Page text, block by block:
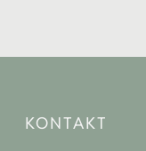
KONTAKT